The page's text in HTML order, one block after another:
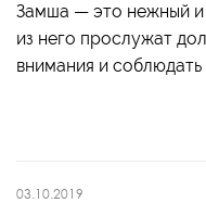
Замша — это нежный и
из него прослужат
внимания и
03.10.2019